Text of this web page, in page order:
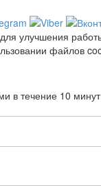
улучшения
файлов
в течение 10 минут